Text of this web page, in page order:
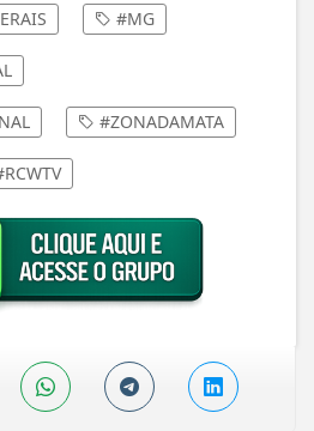
#MG
#ZONADAMATA